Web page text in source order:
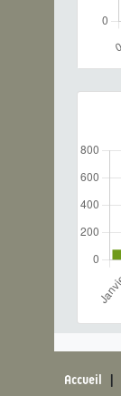
Accueil |